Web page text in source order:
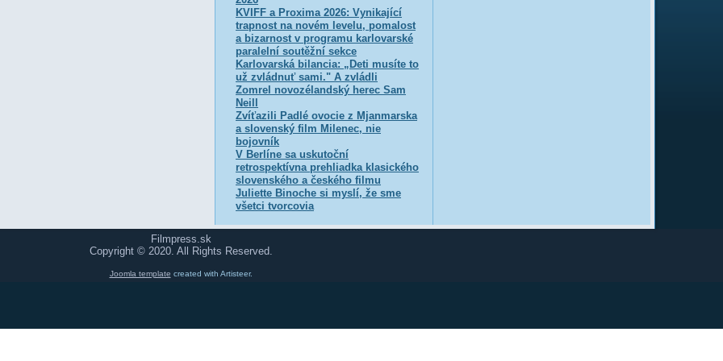
KVIFF a Proxima 2026: Vynikající
trapnost na novém levelu, pomalost
a bizarnost v programu karlovarské
paralelní soutěžní sekce
Karlovarská bilancia: „Deti musíte to
už zvládnuť sami." A zvládli
Zomrel novozélandský herec Sam
Neill
Zvíťazili Padlé ovocie z Mjanmarska
a slovenský film Milenec, nie
bojovník
V Berlíne sa uskutoční
retrospektívna prehliadka klasického
slovenského a českého filmu
Juliette Binoche si myslí, že sme
všetci tvorcovia
Filmpress.sk
Copyright © 2020. All Rights Reserved.
Joomla template created with Artisteer.